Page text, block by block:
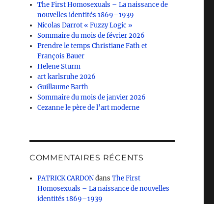
The First Homosexuals – La naissance de
nouvelles identités 1869–1939
Nicolas Darrot « Fuzzy Logic »
Sommaire du mois de février 2026
Prendre le temps Christiane Fath et
François Bauer
Helene Sturm
art karlsruhe 2026
Guillaume Barth
Sommaire du mois de janvier 2026
Cezanne le père de l’art moderne
COMMENTAIRES RÉCENTS
PATRICK CARDONdansThe First
Homosexuals – La naissance de nouvelles
identités 1869–1939